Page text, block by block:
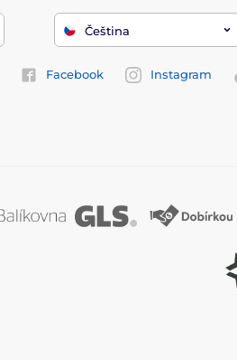
Čeština
Facebook Instagram